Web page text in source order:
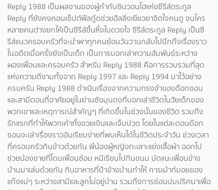
Reply 1988 เป็นผลงานของผู้กำกับชินวอนโฮแห่งซีรีส์ตระกูล
Reply ที่ยังคงคอนเซ็ปต์ฟีลกู้ดช่วยฮีลลิ่งเยียวยาจิตใจคนดู จนใคร
หลายคนต่างยกให้เป็นซีรีส์ขึ้นหิ้งในดวงใจ ซีรีส์ตระกูล Reply เป็นซี
รีส์แนวครอบครัวที่จะนำพาทุกคนย้อนวันวานกลับไปนึกถึงเรื่องราว
ในอดีตเมื่อครั้งยังเป็นเด็ก เป็นการบอกเล่าความสัมพันธ์ระหว่าง
ผองเพื่อนและครอบครัว สำหรับ Reply 1988 คือการรวบรวมที่สุด
แห่งความดีงามทั้งจาก Reply 1997 และ Reply 1994 มาไว้อย่าง
ครบครัน Reply 1988 ดำเนินเรื่องจากความทรงจำของด๊อกซอน
และสามีตอนที่อาศัยอยู่ในย่านซังมุนดงที่บอกเล่าชีวิตในวัยเด็กของ
พวกเขาและเหตุการณ์สำคัญๆ ที่เกิดขึ้นในช่วงนั้นของชีวิต รวมถึง
รักแรกที่ทำให้พวกเค้าทั้งขวยเขินและเจ็บปวด โดยในแต่ละตอนด๊อก
ซอนจะเล่าเรื่องราวอันเรียบง่ายที่พบเห็นได้ในชีวิตประจำวัน ช่วงเวลา
ที่ครอบครัวกินข้าวด้วยกัน พี่น้องผู้หญิงทะเลาะแย่งเสื้อผ้า ออกไป
ช่วยน้องชายที่โดนเพื่อนซ้อม หนีเรียนไปกินขนม นัดแนะเพื่อนข้าง
บ้านมาเล่นด้วยกัน กินอาหารที่ป้าข้างบ้านทำให้ การเม้าท์มอยของ
แก๊งแม่ๆ ระหว่างสามีและลูกไม่อยู่บ้าน รวมถึงการซ่อนปมปริศนาเพื่อ